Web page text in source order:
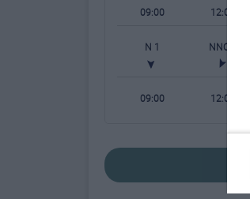
09:00 12:00
N 1 NNO 2
09:00 12:00